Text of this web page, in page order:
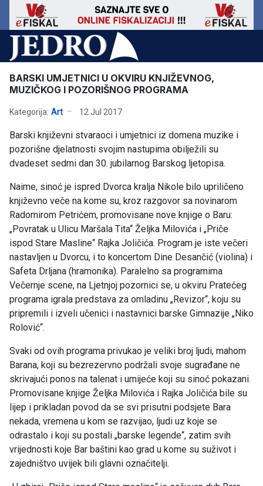
BARSKI UMJETNICI U OKVIRU KNJIŽEVNOG,
MUZIČKOG I POZORIŠNOG PROGRAMA
Kategorija: Art 12 Jul 2017
Barski književni stvaraoci i umjetnici iz domena muzike i
pozorišne djelatnosti svojim nastupima obilježili su
dvadeset sedmi dan 30. jubilarnog Barskog ljetopisa.
Naime, sinoć je ispred Dvorca kralja Nikole bilo upriličeno
književno veče na kome su, kroz razgovor sa novinarom
Radomirom Petrićem, promovisane nove knjige o Baru:
„Povratak u Ulicu Maršala Tita“ Željka Milovića i „Priče
ispod Stare Masline“ Rajka Joličića. Program je iste večeri
nastavljen u Dvorcu, i to koncertom Dine Desančić (violina) i
Safeta Drljana (hramonika). Paralelno sa programima
Večernje scene, na Ljetnjoj pozornici se, u okviru Pratećeg
programa igrala predstava za omladinu „Revizor“, koju su
pripremili i izveli učenici i nastavnici barske Gimnazije „Niko
Rolović“.
Svaki od ovih programa privukao je veliki broj ljudi, mahom
Barana, koji su bezrezervno podržali svoje sugrađane ne
skrivajući ponos na talenat i umijeće koji su sinoć pokazani.
Promovisane knjige Željka Milovića i Rajka Joličića bile su
lijep i prikladan povod da se svi prisutni podsjete Bara
nekada, vremena u kom se razvijao, ljudi uz koje se
odrastalo i koji su postali „barske legende“, zatim svih
vrijednosti koje Bar baštini kao grad u kome su suživot i
zajedništvo uvijek bili glavni označitelji.